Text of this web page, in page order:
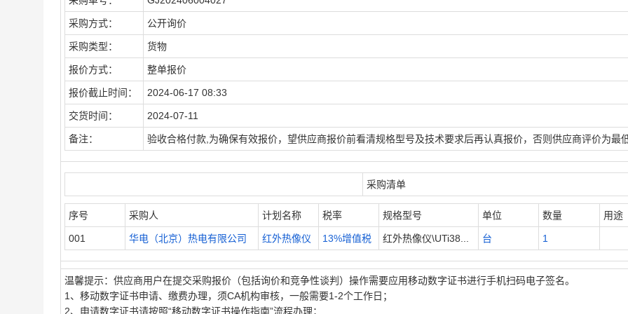
采购方式： 公开询价
采购类型： 货物
报价方式： 整单报价
报价截止时间： 2024-06-17 08:33
交货时间： 2024-07-11
备注： 验收合格付款,为确保有效报价，望供应商报价前看清规格型号及技术要求后再认真报价，否则供应商评价为最
采购清单
序号 采购人 计划名称 税率 规格型号 单位 数量 用途
001 华电（北京）热电有限公司 红外热像仪 13%增值税 红外热像仪\UTi38... 台 1
温馨提示：供应商用户在提交采购报价（包括询价和竞争性谈判）操作需要应用移动数字证书进行手机扫码电子签名。
1、移动数字证书申请、缴费办理，须CA机构审核，一般需要1-2个工作日；
2、申请数字证书请按照“移动数字证书操作指南”流程办理；